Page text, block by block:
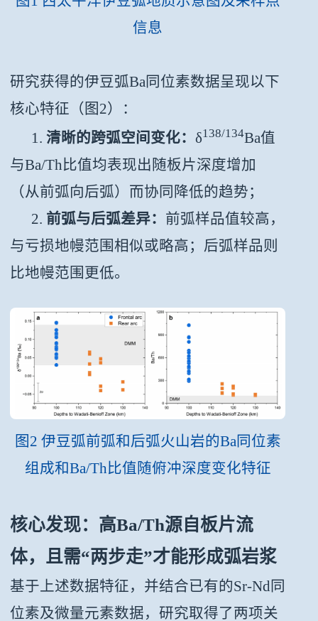
信息
研究获得的伊豆弧Ba同位素数据呈现以下
核心特征（ 图2）：
1. 清晰的跨弧空间变化： δ138/134Ba值
与Ba/Th比值均表现出随板片深度增加
（从前弧向后弧）而协同降低的趋势；
2. 前弧与后弧差异： 前弧样品值较高，
与亏损地幔范围相似或略高；后弧样品则
比地幔范围更低。
图2 伊豆弧前弧和后弧火山岩的Ba同位素
组成和Ba/Th比值随俯冲深度变化特征
核心发现：高Ba/Th源自板片流
体， 且需“两步走”才能形成弧岩浆
基于上述数据特征，并结合已有的Sr-Nd同
位素及微量元素数据，研究取得了两项关